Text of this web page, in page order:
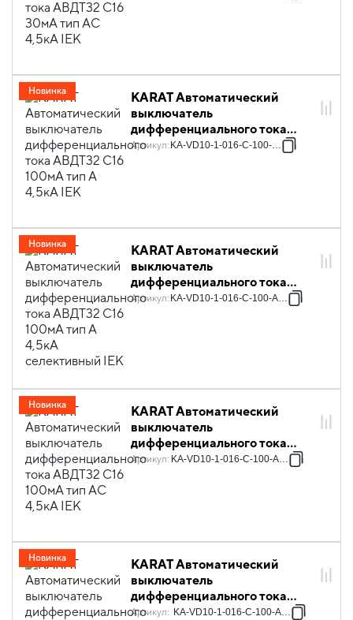
KARAT Автоматический
выключатель
дифференциального тока
АВДТ32 C16 100мА тип A
Артикул: KA-VD10-1-016-C-100-A-1
Новинка
KARAT Автоматический
выключатель
дифференциального тока
АВДТ32 C16 100мА тип A
Артикул: KA-VD10-1-016-C-100-A-1S
Новинка
KARAT Автоматический
выключатель
дифференциального тока
АВДТ32 C16 100мА тип AC
Артикул: KA-VD10-1-016-C-100-AC-1
Новинка
KARAT Автоматический
выключатель
дифференциального тока
АВДТ32 C16 100мА тип AC
Артикул: KA-VD10-1-016-C-100-AC-1S
Новинка